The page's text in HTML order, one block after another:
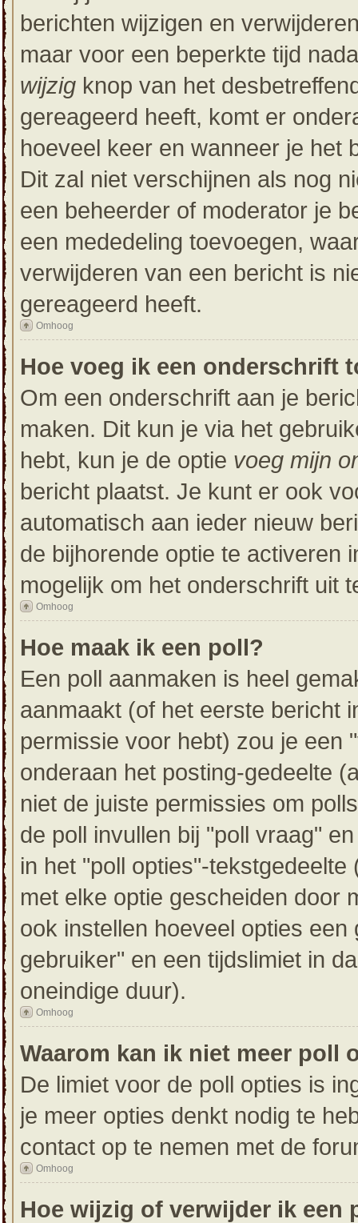
berichten wijzigen en
maar voor een beperkte tijd
wijzig knop van het
gereageerd heeft, komt er
hoeveel keer en wanneer je het
Dit zal niet verschijnen als nog
een beheerder of moderator je
een mededeling toevoegen,
verwijderen van een bericht is
gereageerd heeft.
Omhoog
Hoe voeg ik een onderschrift
Om een onderschrift aan je
maken. Dit kun je via het
hebt, kun je de optie voeg mijn
bericht plaatst. Je kunt er ook
automatisch aan ieder nieuw
de bijhorende optie te activeren
mogelijk om het onderschrift uit
Omhoog
Hoe maak ik een poll?
Een poll aanmaken is heel
aanmaakt (of het eerste bericht
permissie voor hebt) zou je een
onderaan het posting-gedeelte
niet de juiste permissies om
de poll invullen bij "poll vraag"
in het "poll opties"-
met elke optie gescheiden door
ook instellen hoeveel opties
gebruiker" en een tijdslimiet in
oneindige duur).
Omhoog
Waarom kan ik niet meer poll
De limiet voor de poll opties is
je meer opties denkt nodig te
contact op te nemen met de
Omhoog
Hoe wijzig of verwijder ik een